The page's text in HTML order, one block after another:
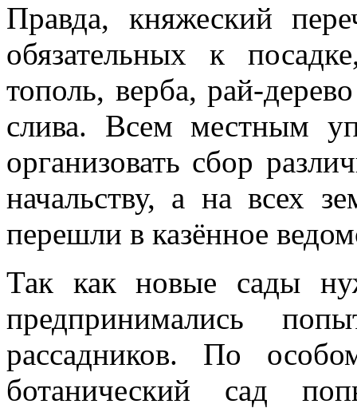
Правда, княжеский
обязательных к
тополь, верба, рай-
слива. Всем местным
организовать сбор
начальству, а на всех
перешли в казённое
Так как новые сады
предпринимались
рассадников. По
ботанический сад